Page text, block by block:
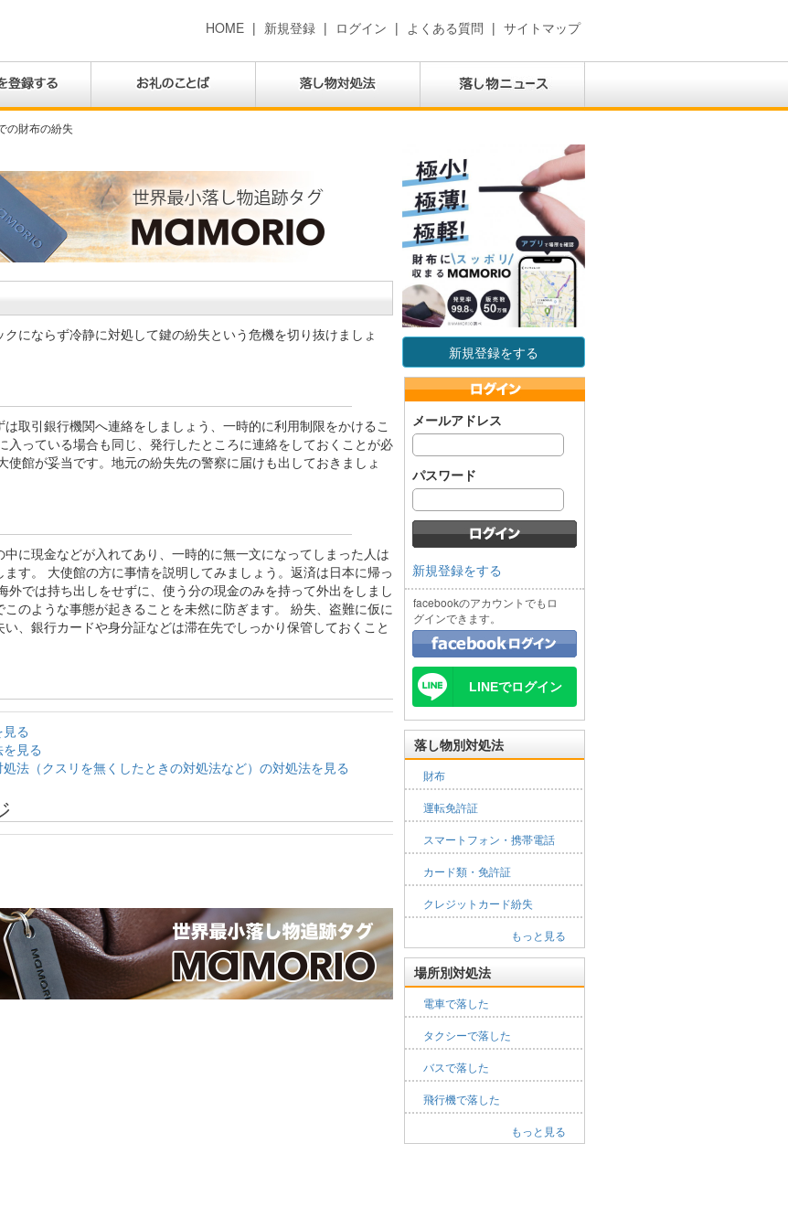
HOME | 新規登録 | ログイン | よくある質問 | サイトマップ
の財布の紛失
新規登録をする
メールアドレス
パスワード
新規登録をする
facebookのアカウントでもロ
グインできます。
LINEでログイン
落し物別対処法
財布
運転免許証
スマートフォン・携帯電話
カード類・免許証
クレジットカード紛失
もっと見る
場所別対処法
電車で落した
タクシーで落した
バスで落した
飛行機で落した
もっと見る
にならず冷静に対処して鍵の紛失という危機を切り抜けましょ
取引銀行機関へ連絡をしましょう、一時的に利用制限をかけるこ
入っている場合も同じ、発行したところに連絡をしておくことが必
館が妥当です。地元の紛失先の警察に届けも出しておきましょ
に現金などが入れてあり、一時的に無一文になってしまった人は
す。 大使館の方に事情を説明してみましょう。返済は日本に帰っ
外では持ち出しをせずに、使う分の現金のみを持って外出をしまし
のような事態が起きることを未然に防ぎます。 紛失、盗難に仮に
、銀行カードや身分証などは滞在先でしっかり保管しておくこと
る
見る
法（クスリを無くしたときの対処法など）の対処法を見る